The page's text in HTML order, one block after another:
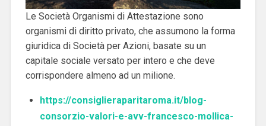
Le Società Organismi di Attestazione sono
organismi di diritto privato, che assumono la forma
giuridica di Società per Azioni, basate su un
capitale sociale versato per intero e che deve
corrispondere almeno ad un milione.
https://consiglieraparitaroma.it/blog-
consorzio-valori-e-avv-francesco-mollica-